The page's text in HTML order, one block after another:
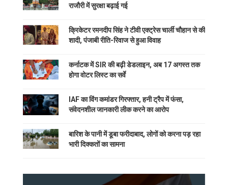
राजौरी में सुरक्षा बढ़ाई गई
क्रिकेटर रमनदीप सिंह ने टीवी एक्ट्रेस चार्ली चौहान से की
शादी, पंजाबी रीति-रिवाज से हुआ विवाह
कर्नाटक में SIR की बढ़ी डेडलाइन, अब 17 अगस्त तक
होगा वोटर लिस्ट का सर्वे
IAF का विंग कमांडर गिरफ्तार, हनी ट्रैप में फंसा,
संवेदनशील जानकारी लीक करने का आरोप
बारिश के पानी में डूबा फरीदाबाद, लोगों को करना पड़ रहा
भारी दिक्कतों का सामना